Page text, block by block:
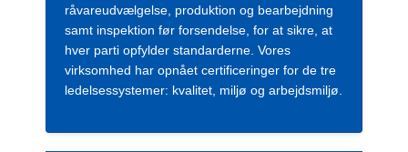
råvareudvælgelse, produktion og bearbejdning
samt inspektion før forsendelse, for at sikre, at
hver parti opfylder standarderne. Vores
virksomhed har opnået certificeringer for de tre
ledelsessystemer: kvalitet, miljø og arbejdsmiljø.